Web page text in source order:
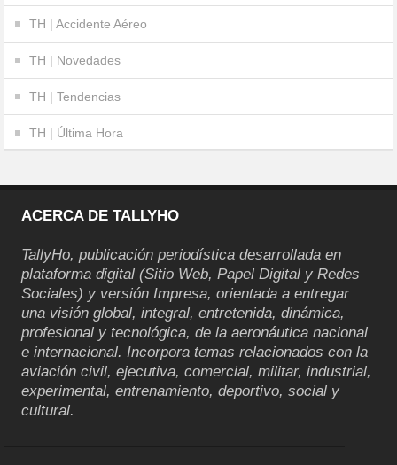
TH | Accidente Aéreo
TH | Novedades
TH | Tendencias
TH | Última Hora
ACERCA DE TALLYHO
TallyHo, publicación periodística desarrollada en
plataforma digital (Sitio Web, Papel Digital y Redes
Sociales) y versión Impresa, orientada a entregar
una visión global, integral, entretenida, dinámica,
profesional y tecnológica, de la aeronáutica nacional
e internacional. Incorpora temas relacionados con la
aviación civil, ejecutiva, comercial, militar, industrial,
experimental, entrenamiento, deportivo, social y
cultural.